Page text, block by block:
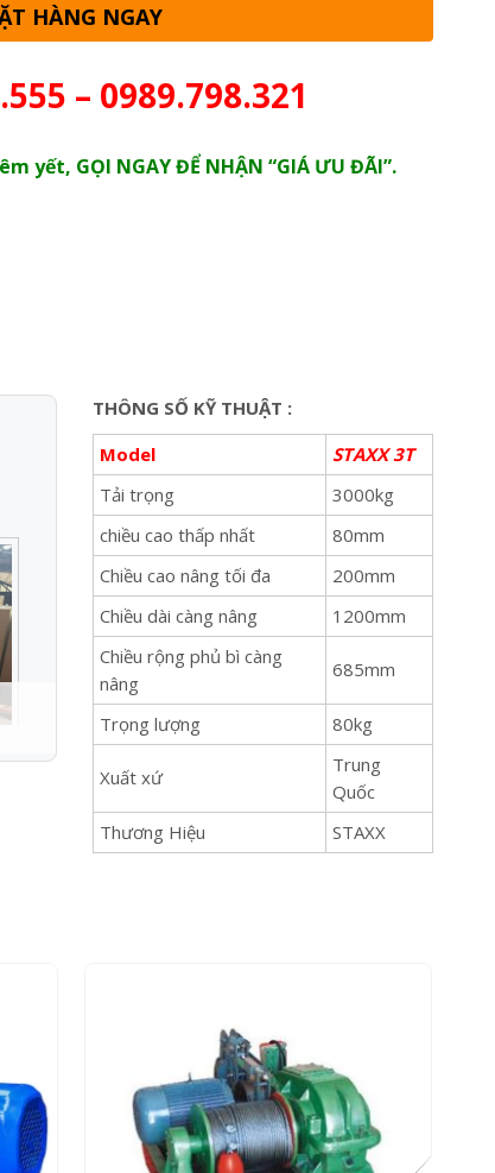
HÀNG NGAY
– 0989.798.321
yết, GỌI NGAY ĐỂ NHẬN “GIÁ ƯU ĐÃI”.
THÔNG SỐ KỸ THUẬT :
Model
STAXX 3T
Tải trọng
3000kg
chiều cao thấp nhất
80mm
Chiều cao nâng tối đa
200mm
Chiều dài càng nâng
1200mm
Chiều rộng phủ bì càng
nâng
685mm
Trọng lượng 80kg
Xuất xứ
Trung
Quốc
Thương Hiệu
STAXX